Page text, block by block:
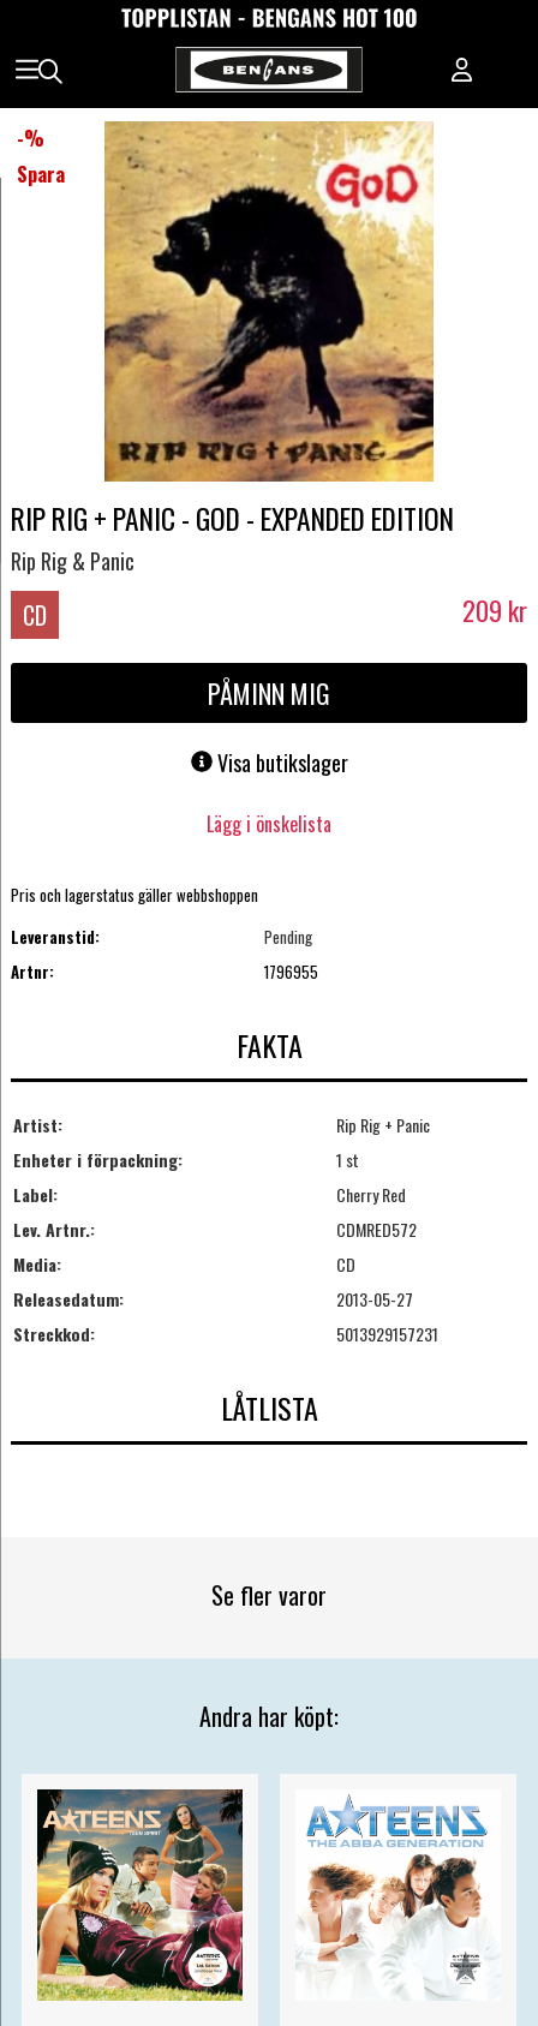
-%
Spara
RIP RIG + PANIC - GOD - EXPANDED EDITION
Rip Rig & Panic
CD 209 kr
PÅMINN MIG
Visa butikslager
Lägg i önskelista
Pris och lagerstatus gäller webbshoppen
Leveranstid:
Pending
Artnr:
1796955
FAKTA
Artist:
Rip Rig + Panic
Enheter i förpackning:
1 st
Label:
Cherry Red
Lev. Artnr.:
CDMRED572
Media:
CD
Releasedatum:
2013-05-27
Streckkod:
5013929157231
LÅTLISTA
Se fler varor
Andra har köpt: